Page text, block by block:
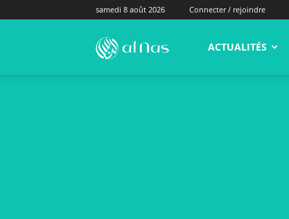
samedi 8 août 2026 Connecter / rejoindre
alNas.fr ACTUALITÉS